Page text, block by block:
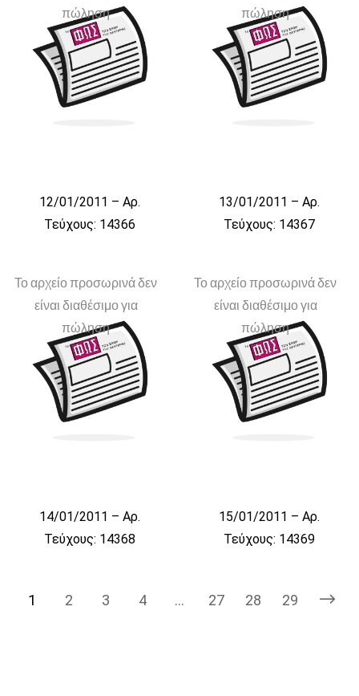
πώληση
12/01/2011 – Αρ.
Τεύχους: 14366
πώληση
13/01/2011 – Αρ.
Τεύχους: 14367
Το αρχείο προσωρινά δεν
είναι διαθέσιμο για
πώληση
14/01/2011 – Αρ.
Τεύχους: 14368
Το αρχείο προσωρινά δεν
είναι διαθέσιμο για
πώληση
15/01/2011 – Αρ.
Τεύχους: 14369
1 2 3 4 … 27 28 29